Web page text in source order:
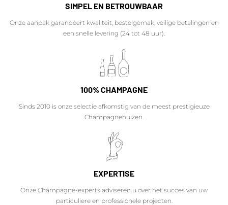
SIMPEL EN BETROUWBAAR
Onze aanpak garandeert kwaliteit, bestelgemak, veilige betalingen en
een snelle levering (24 tot 48 uur).
100% CHAMPAGNE
Sinds 2010 is onze selectie afkomstig van de meest prestigieuze
Champagnehuizen.
EXPERTISE
Onze Champagne-experts adviseren u over het succes van uw
particuliere en professionele projecten.